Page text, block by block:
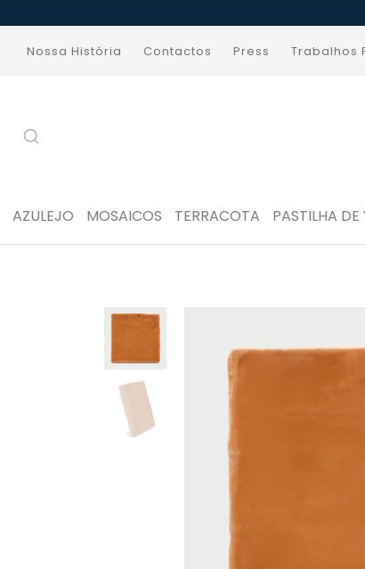
Nossa História Contactos Press Trabalhos
AZULEJO MOSAICOS TERRACOTA PASTILHA DE